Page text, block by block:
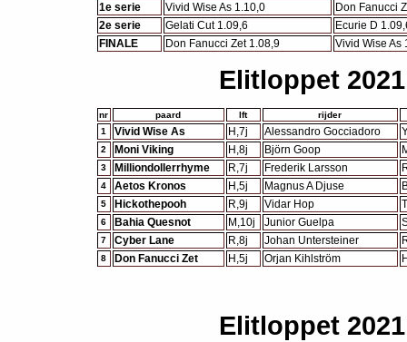
1e serie Vivid Wise As 1.10,0
Don Fanucci
2e serie
Gelati Cut 1.09,6
Ecurie D
FINALE
Don Fanucci Zet 1.08,9 Vivid Wise As
Elitloppet
nr paard lft
rijder
1
Vivid Wise As H,7j Alessandro Gocciadoro
2 Moni Viking H,8j Björn Goop
3 Milliondollerrhyme R,7j Frederik Larsson
4 Aetos Kronos H,5j Magnus A Djuse
5 Hickothepooh R,9j Vidar Hop
6 Bahia Quesnot M,10j Junior Guelpa
7 Cyber Lane R,8j Johan Untersteiner
8 Don Fanucci Zet H,5j Orjan Kihlström
Elitloppet